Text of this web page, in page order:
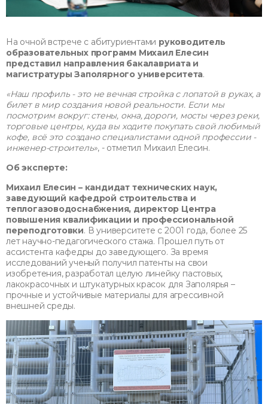
На очной встрече с абитуриентами руководитель
образовательных программ Михаил Елесин
представил направления бакалавриата и
магистратуры Заполярного университета.
«Наш профиль - это не вечная стройка с лопатой в руках, а
билет в мир создания новой реальности. Если мы
посмотрим вокруг: стены, окна, дороги, мосты через реки,
торговые центры, куда вы ходите покупать свой любимый
кофе, всё это создано специалистами одной профессии -
инженер-строитель», - отметил Михаил Елесин.
Об эксперте:
Михаил Елесин – кандидат технических наук,
заведующий кафедрой строительства и
теплогазоводоснабжения, директор Центра
повышения квалификации и профессиональной
переподготовки. В университете с 2001 года, более 25
лет научно-педагогического стажа. Прошел путь от
ассистента кафедры до заведующего. За время
исследований ученый получил патенты на свои
изобретения, разработал целую линейку пастовых,
лакокрасочных и штукатурных красок для Заполярья –
прочные и устойчивые материалы для агрессивной
внешней среды.